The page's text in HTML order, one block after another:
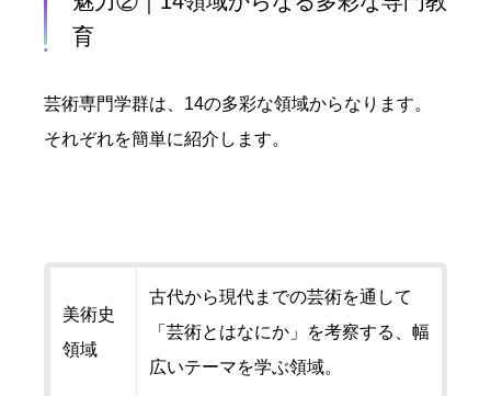
育
芸術専門学群は、14の多彩な領域からなります。
それぞれを簡単に紹介します。
美術史
領域
古代から現代までの芸術を通して
「芸術とはなにか」を考察する、幅
広いテーマを学ぶ領域。